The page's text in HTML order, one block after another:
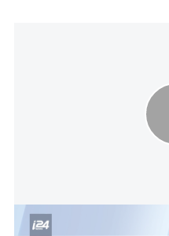
על פיילוט עד מחר